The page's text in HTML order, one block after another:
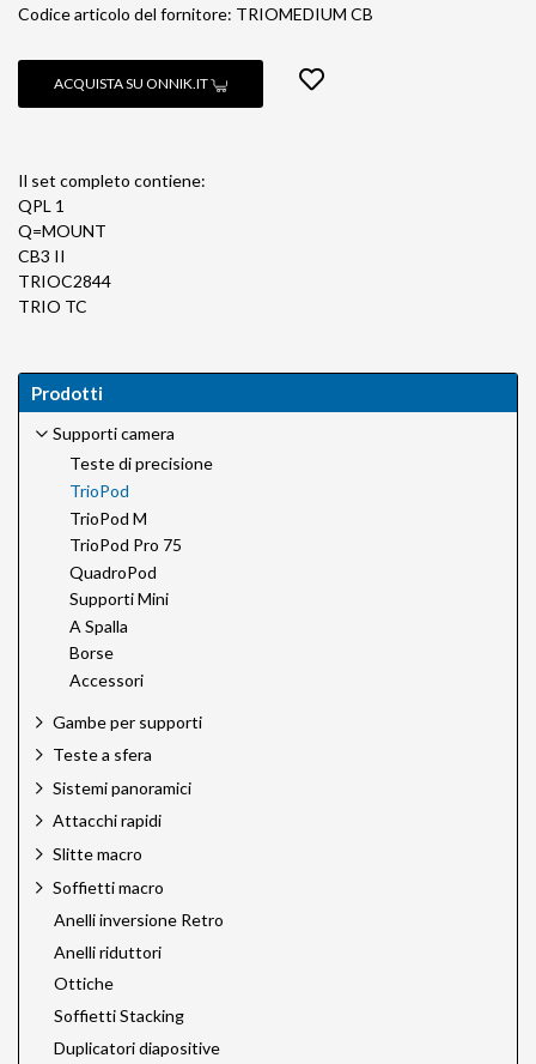
Codice articolo del fornitore: TRIOMEDIUM CB
ACQUISTA SU ONNIK.IT
Il set completo contiene:
QPL 1
Q=MOUNT
CB3 II
TRIOC2844
TRIO TC
Prodotti
Supporti camera
Teste di precisione
TrioPod
TrioPod M
TrioPod Pro 75
QuadroPod
Supporti Mini
A Spalla
Borse
Accessori
Gambe per supporti
Teste a sfera
Sistemi panoramici
Attacchi rapidi
Slitte macro
Soffietti macro
Anelli inversione Retro
Anelli riduttori
Ottiche
Soffietti Stacking
Duplicatori diapositive